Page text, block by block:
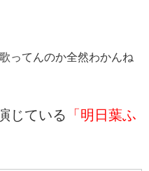
ってんのか全然わかんね
じている 「明日葉ふ